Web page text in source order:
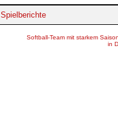
Spielberichte
Softball-Team mit starkem
in